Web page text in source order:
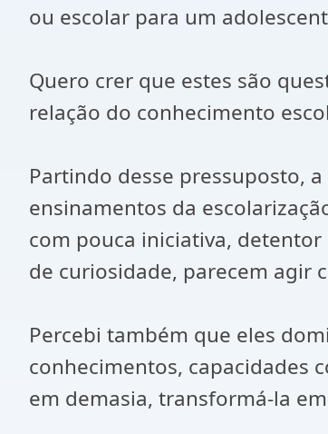
ou escolar para um
Quero crer que estes são
relação do conhecimento
Partindo desse pressuposto,
ensinamentos da
com pouca iniciativa,
de curiosidade, parecem agir
Percebi também que eles
conhecimentos, capacidades
em demasia, transformá-la